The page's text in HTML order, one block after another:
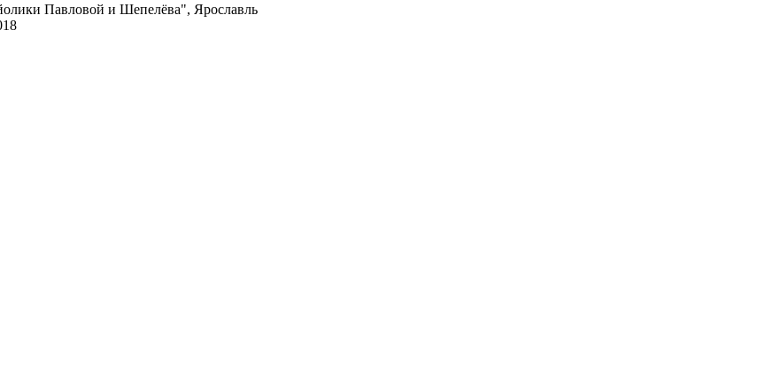
Павловой и Шепелёва", Ярославль